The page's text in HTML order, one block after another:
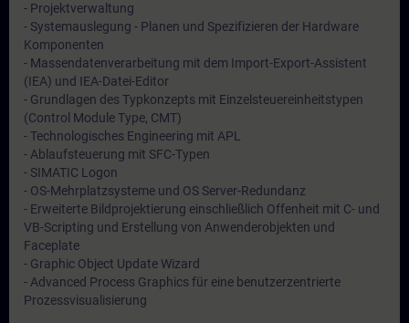
- Projektverwaltung
- Systemauslegung - Planen und Spezifizieren der Hardware
Komponenten
- Massendatenverarbeitung mit dem Import-Export-Assistent
(IEA) und IEA-Datei-Editor
- Grundlagen des Typkonzepts mit Einzelsteuereinheitstypen
(Control Module Type, CMT)
- Technologisches Engineering mit APL
- Ablaufsteuerung mit SFC-Typen
- SIMATIC Logon
- OS-Mehrplatzsysteme und OS Server-Redundanz
- Erweiterte Bildprojektierung einschließlich Offenheit mit C- und
VB-Scripting und Erstellung von Anwenderobjekten und
Faceplate
- Graphic Object Update Wizard
- Advanced Process Graphics für eine benutzerzentrierte
Prozessvisualisierung